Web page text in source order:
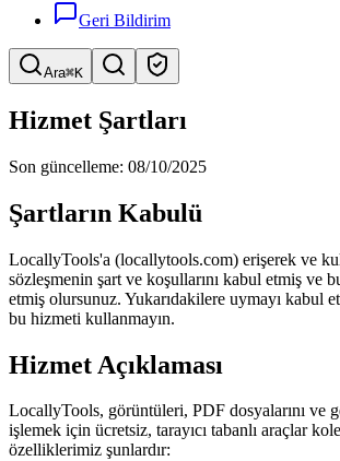
Geri Bildirim
Ara⌘K
Araç ara
Hızlı araç arama
Hizmet Şartları
Son güncelleme: 08/10/2025
Şartların Kabulü
LocallyTools'a (locallytools.com) erişerek ve
sözleşmenin şart ve koşullarını kabul etmiş ve
etmiş olursunuz. Yukarıdakilere uymayı kabul
bu hizmeti kullanmayın.
Hizmet Açıklaması
LocallyTools, görüntüleri, PDF dosyalarını ve
işlemek için ücretsiz, tarayıcı tabanlı araçlar
özelliklerimiz şunlardır: